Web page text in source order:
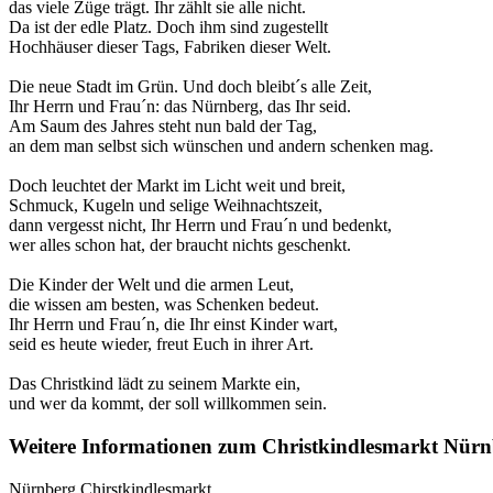
das viele Züge trägt. Ihr zählt sie alle nicht.
Da ist der edle Platz. Doch ihm sind zugestellt
Hochhäuser dieser Tags, Fabriken dieser Welt.
Die neue Stadt im Grün. Und doch bleibt´s alle Zeit,
Ihr Herrn und Frau´n: das Nürnberg, das Ihr seid.
Am Saum des Jahres steht nun bald der Tag,
an dem man selbst sich wünschen und andern schenken mag.
Doch leuchtet der Markt im Licht weit und breit,
Schmuck, Kugeln und selige Weihnachtszeit,
dann vergesst nicht, Ihr Herrn und Frau´n und bedenkt,
wer alles schon hat, der braucht nichts geschenkt.
Die Kinder der Welt und die armen Leut,
die wissen am besten, was Schenken bedeut.
Ihr Herrn und Frau´n, die Ihr einst Kinder wart,
seid es heute wieder, freut Euch in ihrer Art.
Das Christkind lädt zu seinem Markte ein,
und wer da kommt, der soll willkommen sein.
Weitere Informationen zum Christkindlesmarkt
Nürnberg Chirstkindlesmarkt